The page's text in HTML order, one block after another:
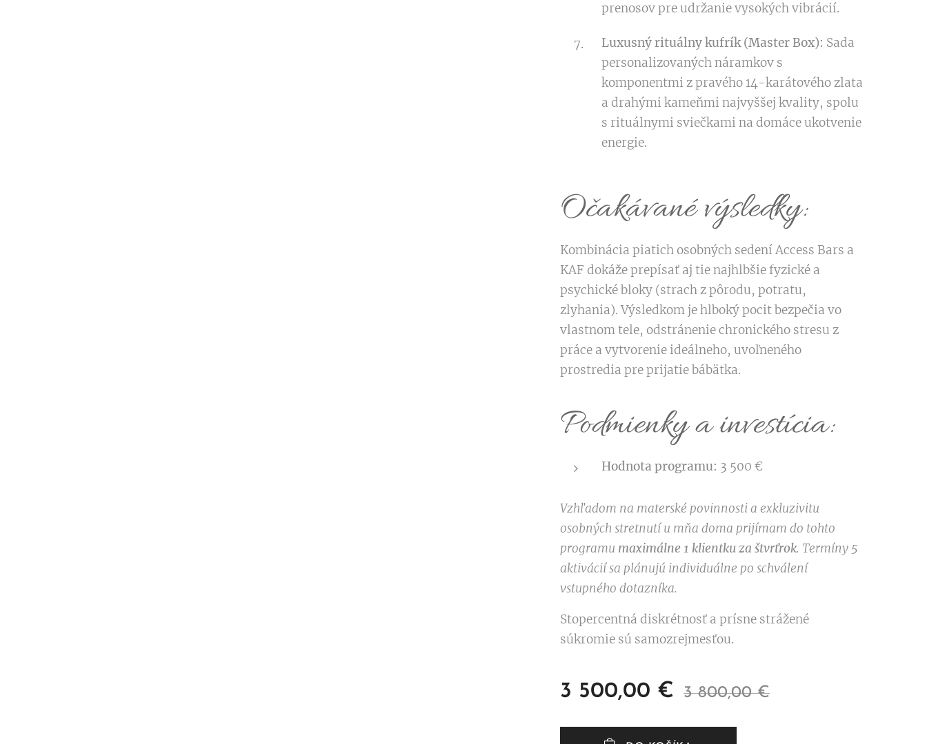
prenosov pre udržanie vysokých vibrácií.
Luxusný rituálny kufrík (Master Box): Sada
personalizovaných náramkov s
komponentmi z pravého 14-karátového zlata
a drahými kameňmi najvyššej kvality, spolu
s rituálnymi sviečkami na domáce ukotvenie
energie.
Očakávané výsledky:
Kombinácia piatich osobných sedení Access Bars a
KAF dokáže prepísať aj tie najhlbšie fyzické a
psychické bloky (strach z pôrodu, potratu,
zlyhania). Výsledkom je hlboký pocit bezpečia vo
vlastnom tele, odstránenie chronického stresu z
práce a vytvorenie ideálneho, uvoľneného
prostredia pre prijatie bábätka.
Podmienky a investícia:
Hodnota programu: 3 500 €
Vzhľadom na materské povinnosti a exkluzivitu
osobných stretnutí u mňa doma prijímam do tohto
programu maximálne 1 klientku za štvrťrok. Termíny 5
aktivácií sa plánujú individuálne po schválení
vstupného dotazníka.
Stopercentná diskrétnosť a prísne strážené
súkromie sú samozrejmesťou.
3 500,00 € 3 800,00€